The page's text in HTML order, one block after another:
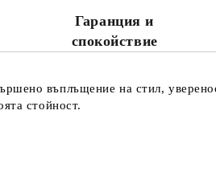
Гаранция и
спокойствие
въплъщение на стил,
стойност.